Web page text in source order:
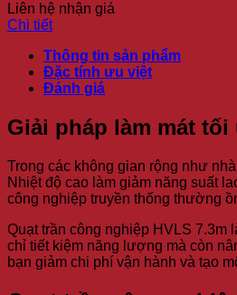
Liên hệ nhận giá
Chi tiết
Thông tin sản phẩm
Đặc tính ưu việt
Đánh giá
Giải pháp làm mát
Trong các không gian rộng như
Nhiệt độ cao làm giảm năng suất
công nghiệp truyền thống thường
Quạt trần công nghiệp HVLS 7.3m
chỉ tiết kiệm năng lượng mà còn
bạn giảm chi phí vận hành và tạo